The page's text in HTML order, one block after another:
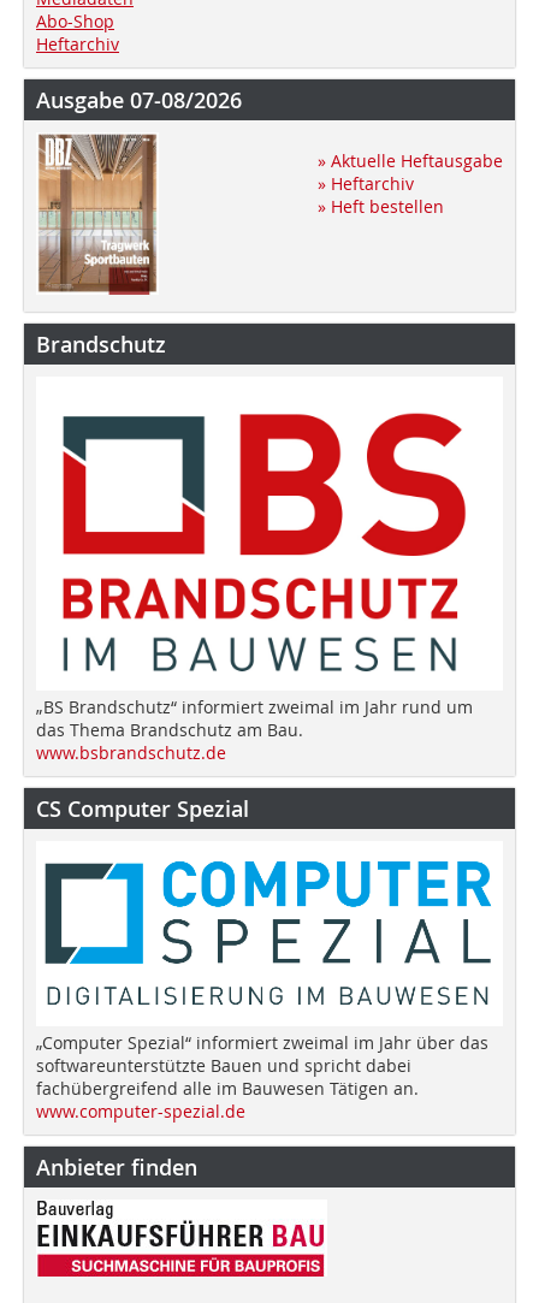
Abo-Shop
Heftarchiv
Ausgabe 07-08/2026
» Aktuelle Heftausgabe
» Heftarchiv
» Heft bestellen
Brandschutz
„BS Brandschutz“ informiert zweimal im Jahr rund um
das Thema Brandschutz am Bau.
www.bsbrandschutz.de
CS Computer Spezial
„Computer Spezial“ informiert zweimal im Jahr über das
softwareunterstützte Bauen und spricht dabei
fachübergreifend alle im Bauwesen Tätigen an.
www.computer-spezial.de
Anbieter finden